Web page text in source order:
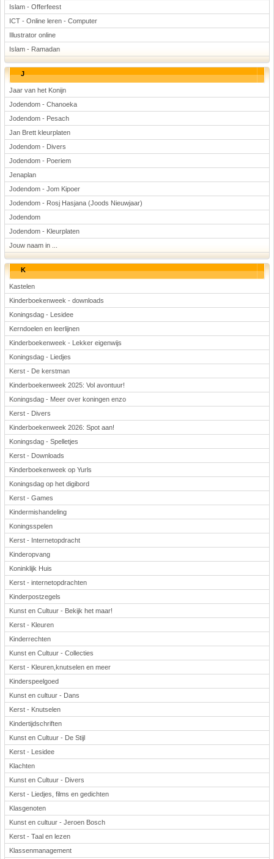
Islam - Offerfeest
ICT - Online leren - Computer
Illustrator online
Islam - Ramadan
J
Jaar van het Konijn
Jodendom - Chanoeka
Jodendom - Pesach
Jan Brett kleurplaten
Jodendom - Divers
Jodendom - Poeriem
Jenaplan
Jodendom - Jom Kipoer
Jodendom - Rosj Hasjana (Joods Nieuwjaar)
Jodendom
Jodendom - Kleurplaten
Jouw naam in ...
K
Kastelen
Kinderboekenweek - downloads
Koningsdag - Lesidee
Kerndoelen en leerlijnen
Kinderboekenweek - Lekker eigenwijs
Koningsdag - Liedjes
Kerst - De kerstman
Kinderboekenweek 2025: Vol avontuur!
Koningsdag - Meer over koningen enzo
Kerst - Divers
Kinderboekenweek 2026: Spot aan!
Koningsdag - Spelletjes
Kerst - Downloads
Kinderboekenweek op Yurls
Koningsdag op het digibord
Kerst - Games
Kindermishandeling
Koningsspelen
Kerst - Internetopdracht
Kinderopvang
Koninklijk Huis
Kerst - internetopdrachten
Kinderpostzegels
Kunst en Cultuur - Bekijk het maar!
Kerst - Kleuren
Kinderrechten
Kunst en Cultuur - Collecties
Kerst - Kleuren,knutselen en meer
Kinderspeelgoed
Kunst en cultuur - Dans
Kerst - Knutselen
Kindertijdschriften
Kunst en Cultuur - De Stijl
Kerst - Lesidee
Klachten
Kunst en Cultuur - Divers
Kerst - Liedjes, films en gedichten
Klasgenoten
Kunst en cultuur - Jeroen Bosch
Kerst - Taal en lezen
Klassenmanagement